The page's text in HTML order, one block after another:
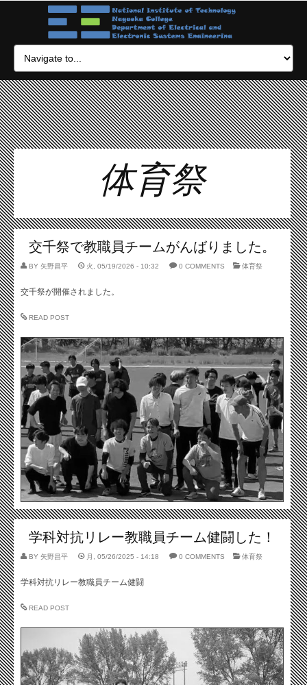
体育祭
交千祭で教職員チームがんばりました。
BY 矢野昌平 火, 05/19/2026 - 10:32 0 COMMENTS 体育祭
交千祭が開催されました。
READ POST
学科対抗リレー教職員チーム健闘した！
BY 矢野昌平 月, 05/26/2025 - 14:18 0 COMMENTS 体育祭
学科対抗リレー教職員チーム健闘
READ POST